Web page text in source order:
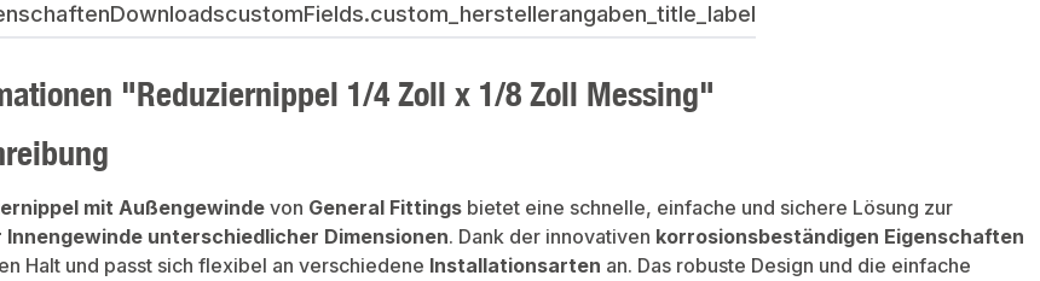
DownloadscustomFields.custom_herstellerangaben_title_label
"Reduziernippel 1/4 Zoll x 1/8 Zoll Messing"
mit Außengewinde von General Fittings bietet eine schnelle, einfache und sichere Lösung zur
unterschiedlicher Dimensionen. Dank der innovativen korrosionsbeständigen Eigenschaften
Halt und passt sich flexibel an verschiedene Installationsarten an. Das robuste Design und die einfache